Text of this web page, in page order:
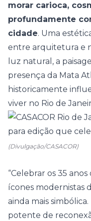
morar carioca,
profundamente
cidade. Uma
entre arquitetura e
luz natural, a
presença da Mata
historicamente
viver no Rio de
(Divulgação/CASACOR)
“Celebrar os 35
ícones modernistas
ainda mais
potente de